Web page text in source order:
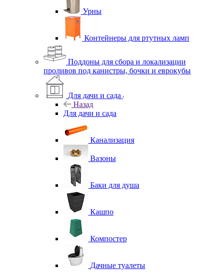
Урны
Контейнеры для ртутных ламп
Поддоны для сбора и локализации
проливов под канистры, бочки и еврокубы
Для дачи и сада
Назад
Для дачи и сада
Канализация
Вазоны
Баки для душа
Кашпо
Компостер
Дачные туалеты